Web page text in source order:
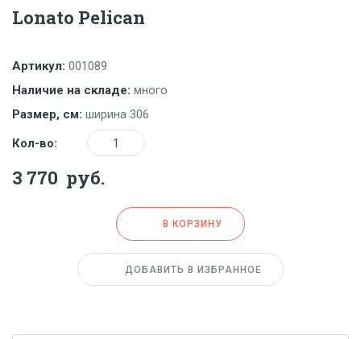
Lonato Pelican
Артикул: 001089
Наличие на складе: много
Размер, см: ширина 306
Кол-во:
Количество
3 770 руб.
В КОРЗИНУ
ДОБАВИТЬ В ИЗБРАННОЕ